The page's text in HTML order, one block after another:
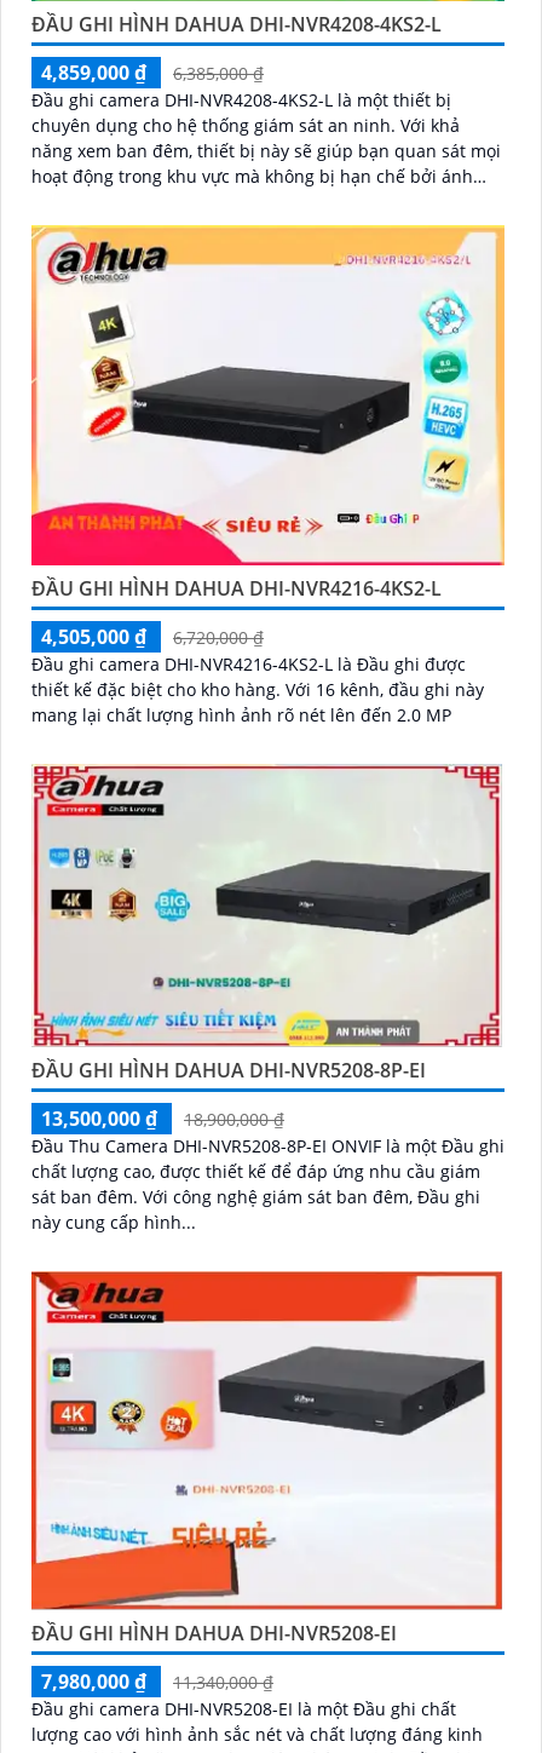
ĐẦU GHI HÌNH DAHUA DHI-NVR4208-4KS2-L
4,859,000 ₫
6,385,000 ₫
Đầu ghi camera DHI-NVR4208-4KS2-L là một thiết bị
chuyên dụng cho hệ thống giám sát an ninh. Với khả
năng xem ban đêm, thiết bị này sẽ giúp bạn quan sát mọi
hoạt động trong khu vực mà không bị hạn chế bởi ánh
ĐẦU GHI HÌNH DAHUA DHI-NVR4216-4KS2-L
4,505,000 ₫
6,720,000 ₫
Đầu ghi camera DHI-NVR4216-4KS2-L là Đầu ghi được
thiết kế đặc biệt cho kho hàng. Với 16 kênh, đầu ghi này
mang lại chất lượng hình ảnh rõ nét lên đến 2.0 MP
ĐẦU GHI HÌNH DAHUA DHI-NVR5208-8P-EI
13,500,000 ₫
18,900,000 ₫
Đầu Thu Camera DHI-NVR5208-8P-EI ONVIF là một Đầu ghi
chất lượng cao, được thiết kế để đáp ứng nhu cầu giám
sát ban đêm. Với công nghệ giám sát ban đêm, Đầu ghi
này cung cấp hình...
ĐẦU GHI HÌNH DAHUA DHI-NVR5208-EI
7,980,000 ₫
11,340,000 ₫
Đầu ghi camera DHI-NVR5208-EI là một Đầu ghi chất
lượng cao với hình ảnh sắc nét và chất lượng đáng kinh